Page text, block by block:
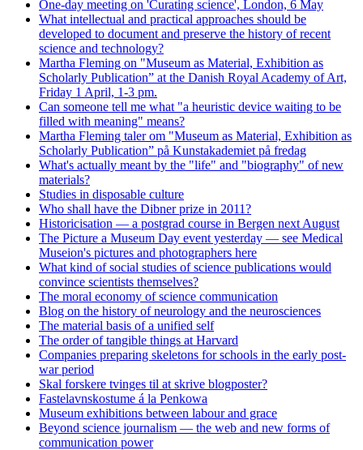
One-day meeting on 'Curating science', London, 6 May
What intellectual and practical approaches should be
developed to document and preserve the history of recent
science and technology?
Martha Fleming on "Museum as Material, Exhibition as
Scholarly Publication” at the Danish Royal Academy of Art,
Friday 1 April, 1-3 pm.
Can someone tell me what "a heuristic device waiting to be
filled with meaning" means?
Martha Fleming taler om "Museum as Material, Exhibition as
Scholarly Publication” på Kunstakademiet på fredag
What's actually meant by the "life" and "biography" of new
materials?
Studies in disposable culture
Who shall have the Dibner prize in 2011?
Historicisation — a postgrad course in Bergen next August
The Picture a Museum Day event yesterday — see Medical
Museion's pictures and photographers here
What kind of social studies of science publications would
convince scientists themselves?
The moral economy of science communication
Blog on the history of neurology and the neurosciences
The material basis of a unified self
The order of tangible things at Harvard
Companies preparing skeletons for schools in the early post-
war period
Skal forskere tvinges til at skrive blogposter?
Fastelavnskostume á la Penkowa
Museum exhibitions between labour and grace
Beyond science journalism — the web and new forms of
communication power